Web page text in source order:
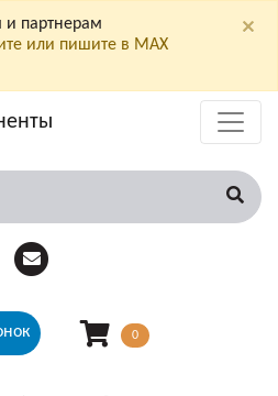
и партнерам
или пишите в МАХ
×
0